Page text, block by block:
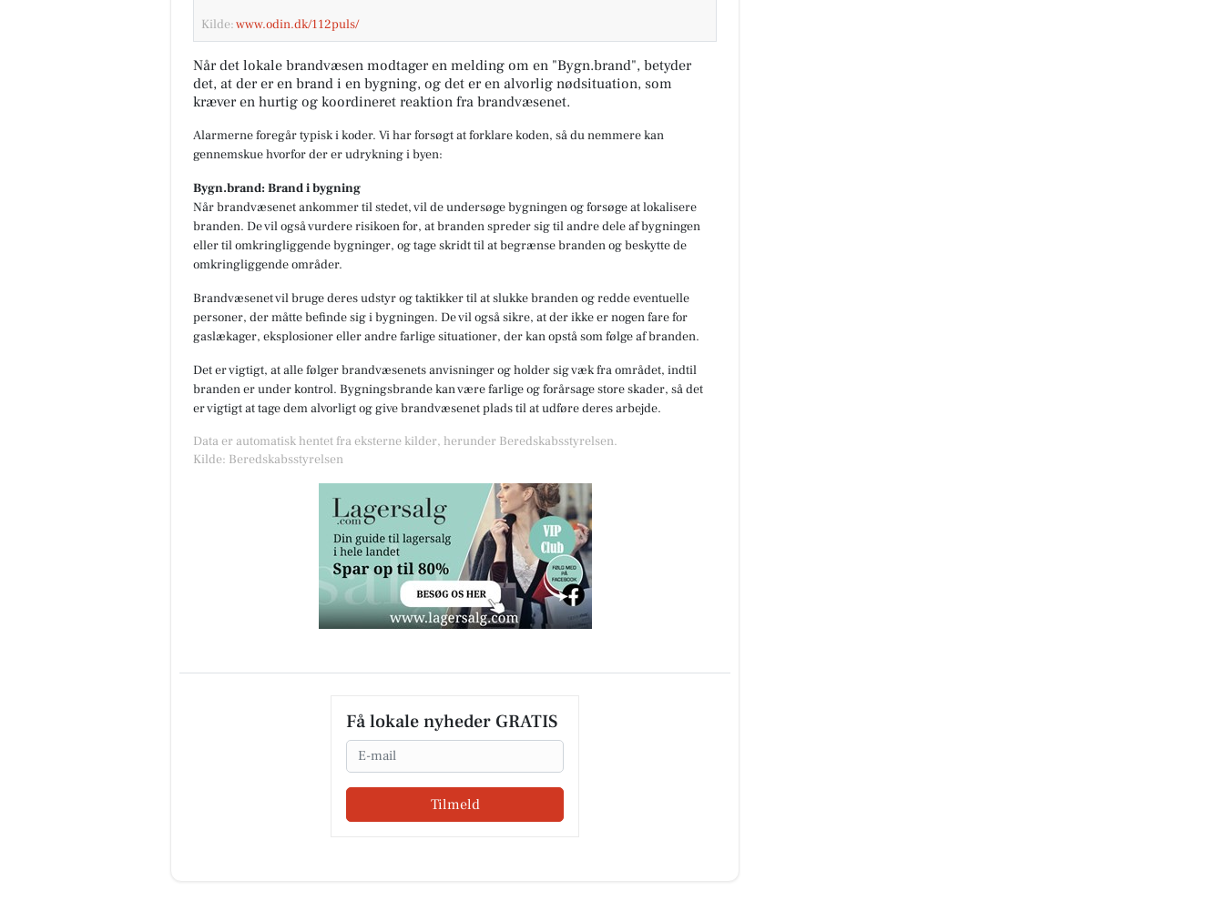
Kilde:www.odin.dk/112puls/
Når det lokale brandvæsen modtager en melding om en "Bygn.brand", betyder
det, at der er en brand i en bygning, og det er en alvorlig nødsituation, som
kræver en hurtig og koordineret reaktion fra brandvæsenet.
Alarmerne foregår typisk i koder. Vi har forsøgt at forklare koden, så du nemmere kan
gennemskue hvorfor der er udrykning i byen:
Bygn.brand: Brand i bygning
Når brandvæsenet ankommer til stedet, vil de undersøge bygningen og forsøge at lokalisere
branden. De vil også vurdere risikoen for, at branden spreder sig til andre dele af bygningen
eller til omkringliggende bygninger, og tage skridt til at begrænse branden og beskytte de
omkringliggende områder.
Brandvæsenet vil bruge deres udstyr og taktikker til at slukke branden og redde eventuelle
personer, der måtte befinde sig i bygningen. De vil også sikre, at der ikke er nogen fare for
gaslækager, eksplosioner eller andre farlige situationer, der kan opstå som følge af branden.
Det er vigtigt, at alle følger brandvæsenets anvisninger og holder sig væk fra området, indtil
branden er under kontrol. Bygningsbrande kan være farlige og forårsage store skader, så det
er vigtigt at tage dem alvorligt og give brandvæsenet plads til at udføre deres arbejde.
Data er automatisk hentet fra eksterne kilder, herunder Beredskabsstyrelsen.
Kilde: Beredskabsstyrelsen
Få lokale nyheder GRATIS
Email
Tilmeld